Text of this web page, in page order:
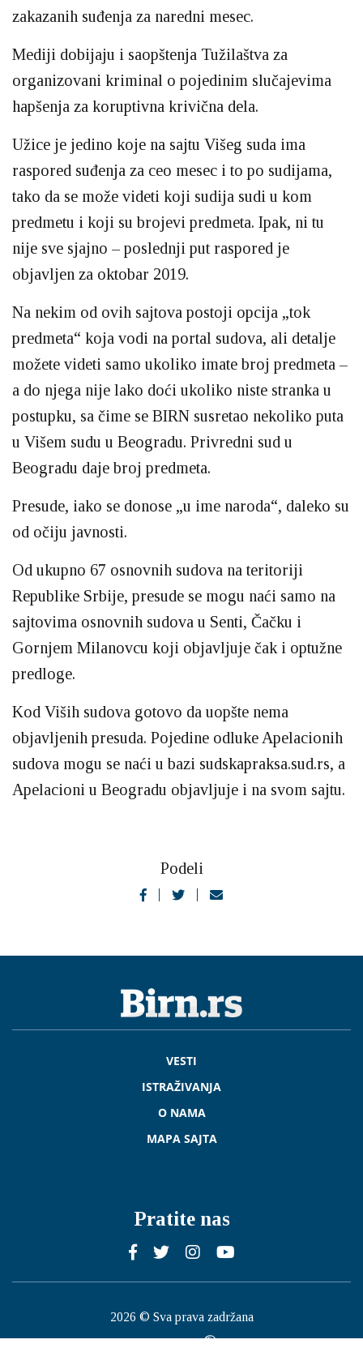
zakazanih suđenja za naredni mesec.
Mediji dobijaju i saopštenja Tužilaštva za
organizovani kriminal o pojedinim slučajevima
hapšenja za koruptivna krivična dela.
Užice je jedino koje na sajtu Višeg suda ima
raspored suđenja za ceo mesec i to po sudijama,
tako da se može videti koji sudija sudi u kom
predmetu i koji su brojevi predmeta. Ipak, ni tu
nije sve sjajno – poslednji put raspored je
objavljen za oktobar 2019.
Na nekim od ovih sajtova postoji opcija „tok
predmeta“ koja vodi na portal sudova, ali detalje
možete videti samo ukoliko imate broj predmeta –
a do njega nije lako doći ukoliko niste stranka u
postupku, sa čime se BIRN susretao nekoliko puta
u Višem sudu u Beogradu. Privredni sud u
Beogradu daje broj predmeta.
Presude, iako se donose „u ime naroda“, daleko su
od očiju javnosti.
Od ukupno 67 osnovnih sudova na teritoriji
Republike Srbije, presude se mogu naći samo na
sajtovima osnovnih sudova u Senti, Čačku i
Gornjem Milanovcu koji objavljuje čak i optužne
predloge.
Kod Viših sudova gotovo da uopšte nema
objavljenih presuda. Pojedine odluke Apelacionih
sudova mogu se naći u bazi sudskapraksa.sud.rs, a
Apelacioni u Beogradu objavljuje i na svom sajtu.
Podeli
VESTI
ISTRAŽIVANJA
O NAMA
MAPA SAJTA
Pratite nas
2026 © Sva prava zadržana